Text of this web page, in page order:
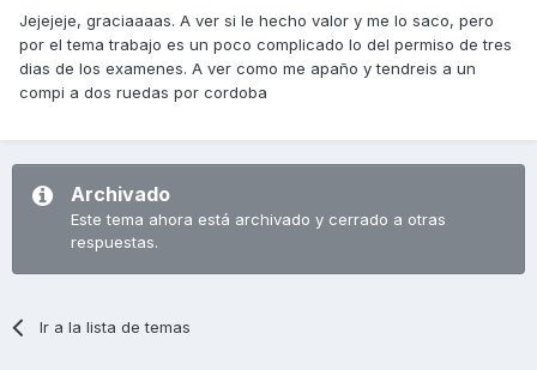
Jejejeje, graciaaaas. A ver si le hecho valor y me lo saco, pero
por el tema trabajo es un poco complicado lo del permiso de tres
dias de los examenes. A ver como me apaño y tendreis a un
compi a dos ruedas por cordoba
Archivado
Este tema ahora está archivado y cerrado a otras
respuestas.
Ir a la lista de temas